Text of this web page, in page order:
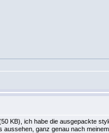
KB), ich habe die ausgepackte
ganz genau nach